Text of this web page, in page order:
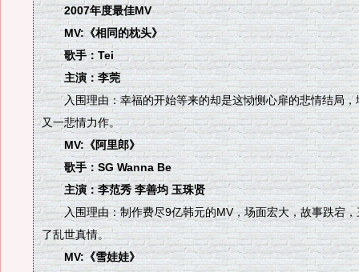
2007年度最佳MV
MV:《相同的枕头》
歌手：Tei
主演：李莞
入围理由：幸福的开始等来的却是这恸恻心扉的悲情结局，
又一悲情力作。
MV:《阿里郎》
歌手：SG Wanna Be
主演：李范秀 李善均 玉珠贤
入围理由：制作费尽9亿韩元的MV，场面宏大，故事跌宕，
了乱世真情。
MV:《雪娃娃》